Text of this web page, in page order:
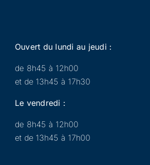
Ouvert du lundi au jeudi :
de 8h45 à 12h00
et de 13h45 à 17h30
Le vendredi :
de 8h45 à 12h00
et de 13h45 à 17h00